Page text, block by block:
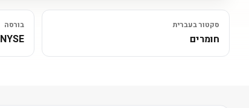
סקטור בעברית
חומרים
בורסה
NYSE